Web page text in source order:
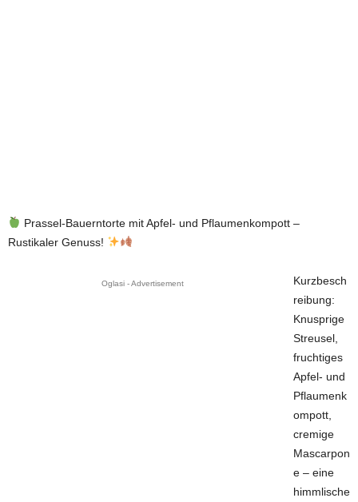
Prassel-Bauerntorte mit Apfel- und Pflaumenkompott –
Rustikaler Genuss!
Oglasi - Advertisement
Kurzbesch
reibung:
Knusprige
Streusel,
fruchtiges
Apfel- und
Pflaumenk
ompott,
cremige
Mascarpon
e – eine
himmlische